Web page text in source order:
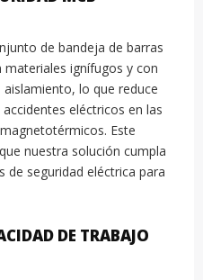
de bandeja de barras
materiales ignífugos y con
lo que reduce
eléctricos en las
Este
nuestra solución cumpla
de seguridad eléctrica para
DE TRABAJO